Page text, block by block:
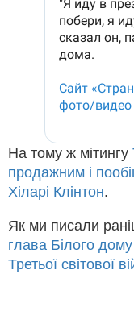
На тому ж мітингу
продажним і
Хіларі Клінтон.
Як ми писали
глава Білого
Третьої світової